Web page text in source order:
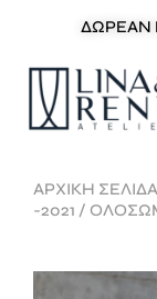
ΔΩΡΕΑΝ
ΑΡΧΙΚΉ ΣΕΛΊΔΑ
-2021 /